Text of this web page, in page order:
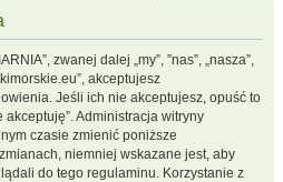
zwanej dalej „my”, ”nas”, „nasza”,
akceptujesz
Jeśli ich nie akceptujesz, opuść to
Administracja witryny
czasie zmienić poniższe
niemniej wskazane jest, aby
do tego regulaminu. Korzystanie z